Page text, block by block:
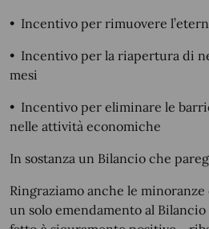
• Incentivo per rimuovere
• Incentivo per la riapertura di
mesi
• Incentivo per eliminare le
nelle attività economiche
In sostanza un Bilancio che
Ringraziamo anche le
un solo emendamento al